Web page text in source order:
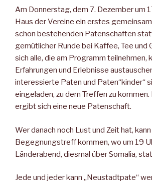
Am Donnerstag, dem 7. Dezember um
Haus der Vereine ein erstes
schon bestehenden Patenschaften
gemütlicher Runde bei Kaffee, Tee und
sich alle, die am Programm teilnehmen,
Erfahrungen und Erlebnisse
interessierte Paten und Paten“kinder“
eingeladen, zu dem Treffen zu kommen.
ergibt sich eine neue Patenschaft.
Wer danach noch Lust und Zeit hat,
Begegnungstreff kommen, wo um 19
Länderabend, diesmal über Somalia,
Jede und jeder kann „Neustadtpate“